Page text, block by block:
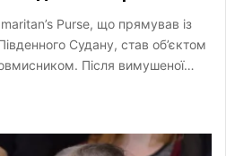
Purse, що прямував із
Судану, став об’єктом
Після вимушеної…